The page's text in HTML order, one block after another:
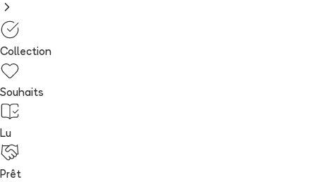
Collection
Souhaits
Lu
Prêt